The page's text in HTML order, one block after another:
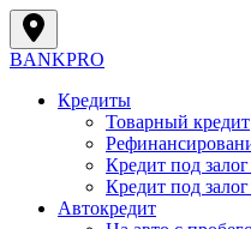
BANKPRO
Кредиты
Товарный кредит
Кредит под
Кредит под залог
Автокредит